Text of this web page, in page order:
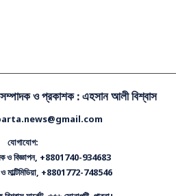
সম্পাদক ও প্রকাশক : এহসান আলী বিশ্বাস
যোগাযোগ:
ও বিজ্ঞাপন, +8801740-934683
মাল্টিমিডিয়া, +8801772-748546